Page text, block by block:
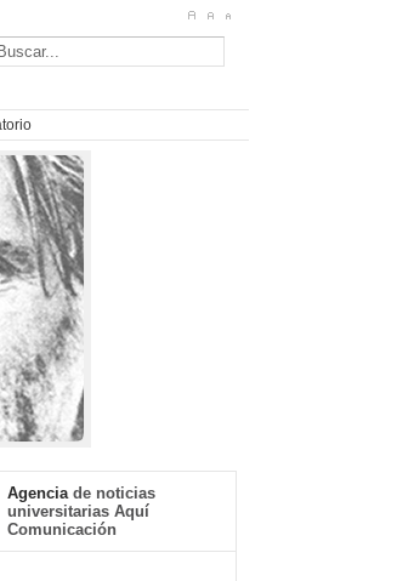
Agencia de noticias
universitarias Aquí
Comunicación